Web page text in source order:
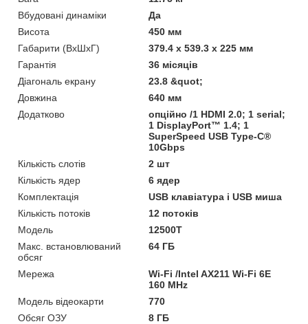
Вбудовані динаміки
Да
Висота
450 мм
Габарити (ВхШхГ)
379.4 x 539.3 x 225 мм
Гарантія
36 місяців
Діагональ екрану
23.8 &quot;
Довжина
640 мм
Додатково
опційно /1 HDMI 2.0; 1 serial;
1 DisplayPort™ 1.4; 1
SuperSpeed USB Type-C®
10Gbps
Кількість слотів
2 шт
Кількість ядер
6 ядер
Комплектація
USB клавіатура і USB миша
Кількість потоків
12 потоків
Мoдель
12500T
Макс. встановлюваний
обсяг
64 ГБ
Мережа
Wi-Fi /Intel AX211 Wi-Fi 6E
160 MHz
Модель відеокарти
770
Обсяг ОЗУ
8 ГБ